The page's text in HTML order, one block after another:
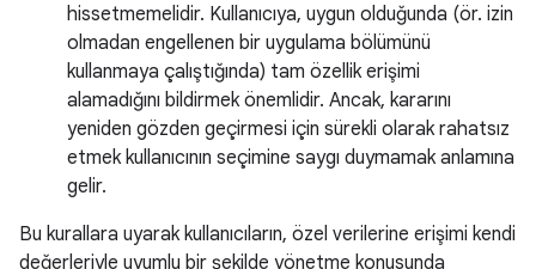
hissetmemelidir. Kullanıcıya, uygun olduğunda (ör. izin
olmadan engellenen bir uygulama bölümünü
kullanmaya çalıştığında) tam özellik erişimi
alamadığını bildirmek önemlidir. Ancak, kararını
yeniden gözden geçirmesi için sürekli olarak rahatsız
etmek kullanıcının seçimine saygı duymamak anlamına
gelir.
Bu kurallara uyarak kullanıcıların, özel verilerine erişimi kendi
değerleriyle uyumlu bir şekilde yönetme konusunda